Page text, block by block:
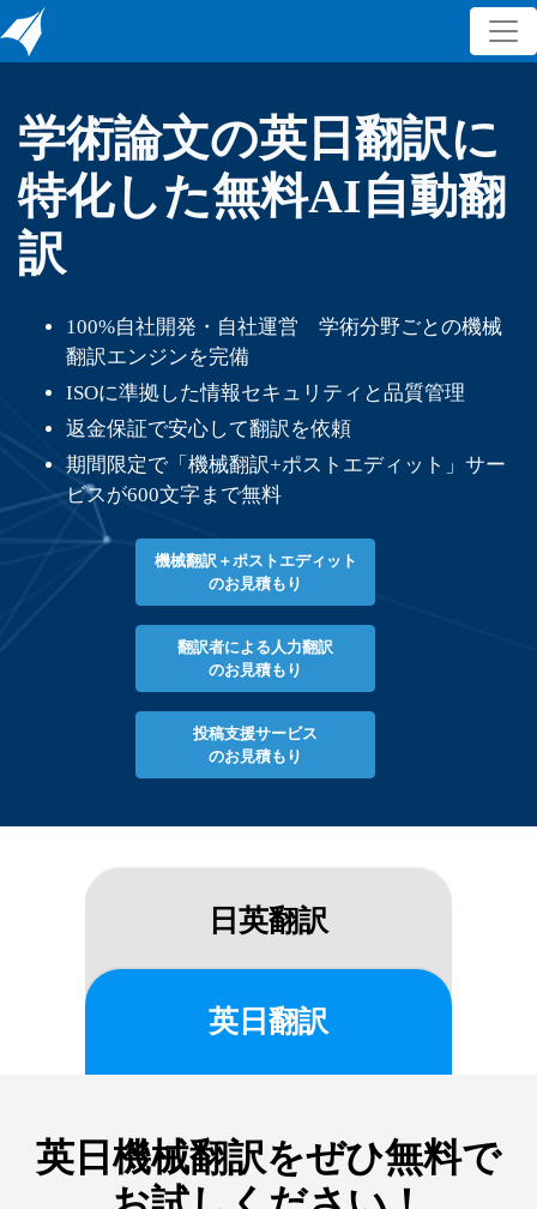
学術論文の英日翻訳に
特化した無料AI自動翻
訳
100%自社開発・自社運営 学術分野ごとの機械
翻訳エンジンを完備
ISOに準拠した情報セキュリティと品質管理
返金保証で安心して翻訳を依頼
期間限定で「機械翻訳+ポストエディット」サー
ビスが600文字まで無料
機械翻訳＋ポストエディット
のお見積もり
翻訳者による人力翻訳
のお見積もり
投稿支援サービス
のお見積もり
日英翻訳
英日翻訳
英日機械翻訳をぜひ無料で